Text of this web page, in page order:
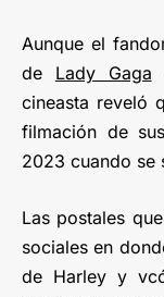
Aunque el
de Lady Gaga
cineasta reveló
filmación de
2023 cuando se
Las postales
sociales en
de Harley y